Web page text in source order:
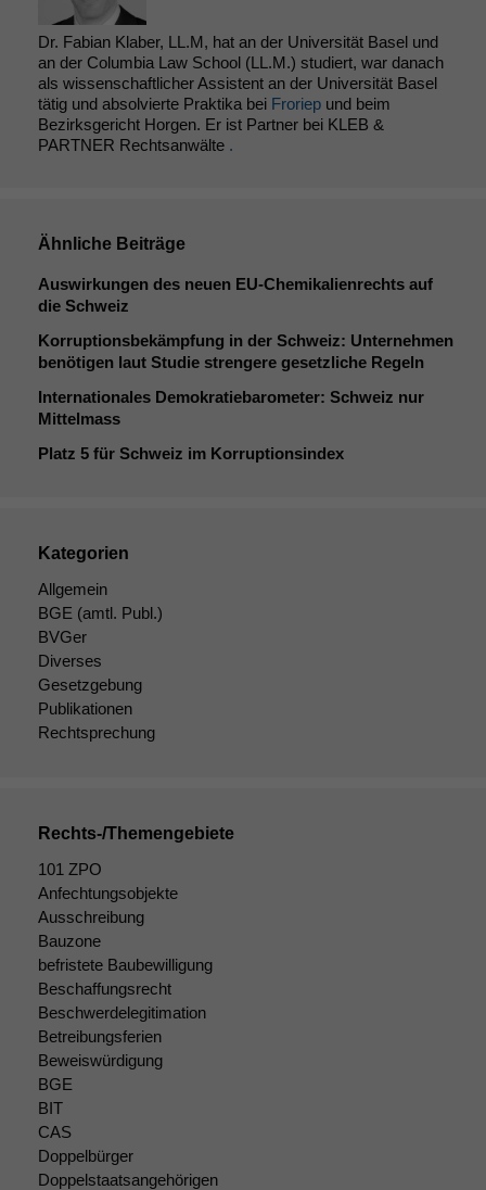
Dr. Fabian Klaber, LL.M, hat an der Universität Basel und
an der Columbia Law School (LL.M.) studiert, war danach
als wissenschaftlicher Assistent an der Universität Basel
tätig und absolvierte Praktika bei Froriep und beim
Bezirksgericht Horgen. Er ist Partner bei KLEB &
PARTNER Rechtsanwälte .
Ähnliche Beiträge
Auswirkungen des neuen EU-Chemikalienrechts auf
die Schweiz
Korruptionsbekämpfung in der Schweiz: Unternehmen
benötigen laut Studie strengere gesetzliche Regeln
Internationales Demokratiebarometer: Schweiz nur
Mittelmass
Platz 5 für Schweiz im Korruptionsindex
Kategorien
Allgemein
BGE (amtl. Publ.)
BVGer
Diverses
Gesetzgebung
Publikationen
Rechtsprechung
Rechts-/Themengebiete
101 ZPO
Anfechtungsobjekte
Ausschreibung
Bauzone
befristete Baubewilligung
Beschaffungsrecht
Beschwerdelegitimation
Betreibungsferien
Beweiswürdigung
BGE
BIT
CAS
Doppelbürger
Doppelstaatsangehörigen